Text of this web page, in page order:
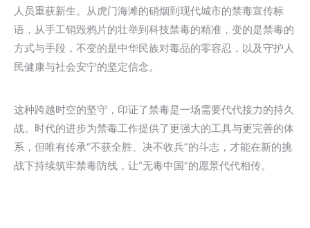
人员重获新生。从虎门海滩的硝烟到现代城市的禁毒宣传标
语，从手工销毁鸦片的壮举到科技禁毒的精准，变的是禁毒的
方式与手段，不变的是中华民族对毒品的零容忍，以及守护人
民健康与社会安宁的坚定信念。
这种跨越时空的坚守，印证了禁毒是一场需要代代接力的持久
战。时代的进步为禁毒工作提供了更强大的工具与更完善的体
系，但唯有传承“不获全胜、决不收兵”的斗志，才能在新的挑
战下持续筑牢禁毒防线，让“无毒中国”的愿景代代相传。